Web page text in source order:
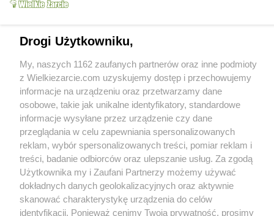
Bombki z wełny
3
sznurkową z aniołkiem
na czubku
7 18
Wkn
Jak zrobić i ozdobić
choinkę z sizalu
12.2k 2 8
Wkn
Syrop z pigwowca -
wspomnienie z
dzieciństwa
11k
Wkn
Drogi Użytkowniku,
My, naszych 1162 zaufanych partnerów oraz inne podmioty
z Wielkiezarcie.com uzyskujemy dostęp i przechowujemy
informacje na urządzeniu oraz przetwarzamy dane
osobowe, takie jak unikalne identyfikatory, standardowe
informacje wysyłane przez urządzenie czy dane
przeglądania w celu zapewniania spersonalizowanych
reklam, wybór spersonalizowanych treści, pomiar reklam i
treści, badanie odbiorców oraz ulepszanie usług. Za zgodą
Użytkownika my i Zaufani Partnerzy możemy używać
dokładnych danych geolokalizacyjnych oraz aktywnie
skanować charakterystykę urządzenia do celów
identyfikacji. Ponieważ cenimy Twoją prywatność, prosimy